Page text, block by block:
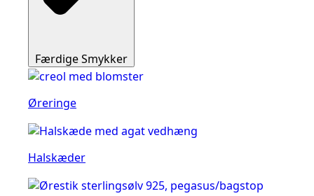
Færdige Smykker
Øreringe
Halskæder